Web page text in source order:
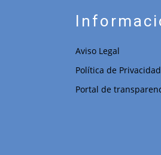
Aviso Legal
Política de
Portal de